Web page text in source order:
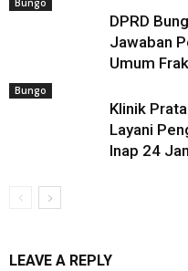
Bungo
DPRD
Jawaban
Umum
Bungo
Klinik
Layani
Inap 24
LEAVE A REPLY